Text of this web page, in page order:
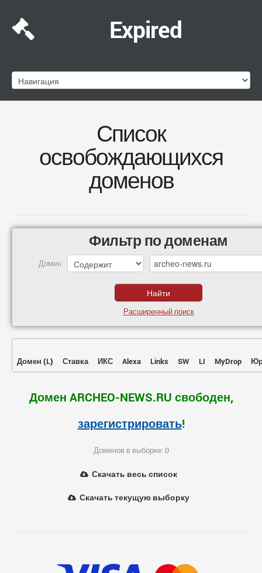
Expired
Список
освобождающихся
доменов
Фильтр по доменам
Домен
Расширенный поиск
Домен (L) Ставка ИКС Alexa Links SW LI MyDrop
Домен ARCHEO-NEWS.RU свободен,
зарегистрировать!
Доменов в выборке: 0
Скачать весь список
Скачать текущую выборку